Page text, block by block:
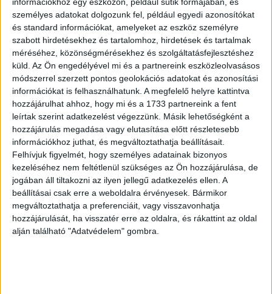
személyes adatokat dolgozunk fel, például egyedi azonosítókat
és standard információkat, amelyeket az eszköz személyre
szabott hirdetésekhez és tartalomhoz, hirdetések és tartalmak
méréséhez, közönségmérésekhez és szolgáltatásfejlesztéshez
küld. Az Ön engedélyével mi és a partnereink eszközleolvasásos
módszerrel szerzett pontos geolokációs adatokat és azonosítási
információkat is felhasználhatunk. A megfelelő helyre kattintva
hozzájárulhat ahhoz, hogy mi és a 1733 partnereink a fent
leírtak szerint adatkezelést végezzünk. Másik lehetőségként a
hozzájárulás megadása vagy elutasítása előtt részletesebb
információkhoz juthat, és megváltoztathatja beállításait.
Felhívjuk figyelmét, hogy személyes adatainak bizonyos
kezeléséhez nem feltétlenül szükséges az Ön hozzájárulása, de
jogában áll tiltakozni az ilyen jellegű adatkezelés ellen. A
beállításai csak erre a weboldalra érvényesek. Bármikor
megváltoztathatja a preferenciáit, vagy visszavonhatja
hozzájárulását, ha visszatér erre az oldalra, és rákattint az oldal
alján található "Adatvédelem" gombra.
A film rendezője James Cameron, a főszerepekben pedig
Sam Worthington, Zoe Saldaña, Sigourney Weaver,
Stephen Lang, Cliff Curtis és Kate Winslet látható. Az
illusztris szereplőgárdához olyan tehetséges újoncok is
csatlakoztak mint, Britain Dalton, Jamie Flatters, Trinity Jo-
Li Bliss, Bailey Bass és Jack Champion.
Az „Avatar: A víz útja" és az extra tartalmak június 7-től
elérhetőek a Disney+ kínálatában.
OLVASTA MÁR?